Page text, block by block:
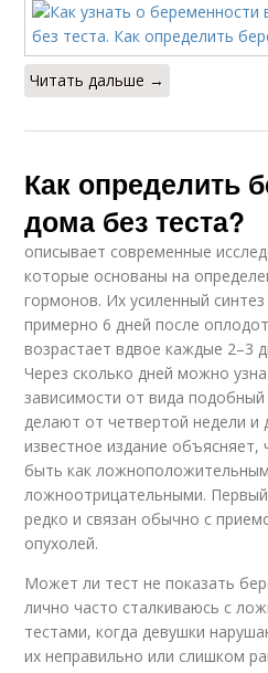
Читать дальше →
Как определить
дома без теста?
описывает современные
которые основаны на
гормонов. Их усиленный синтез
примерно 6 дней после
возрастает вдвое каждые 2–3
Через сколько дней можно
зависимости от вида
делают от четвертой недели и
известное издание объясняет,
быть как
ложноотрицательными. Первый
редко и связан обычно с
опухолей.
Может ли тест не показать
лично часто сталкиваюсь с
тестами, когда девушки
их неправильно или слишком